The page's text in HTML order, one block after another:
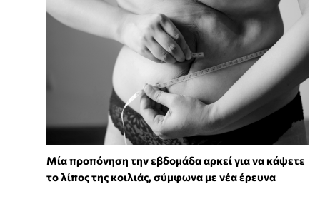
Μία προπόνηση την εβδομάδα αρκεί για να κάψετε
το λίπος της κοιλιάς, σύμφωνα με νέα έρευνα